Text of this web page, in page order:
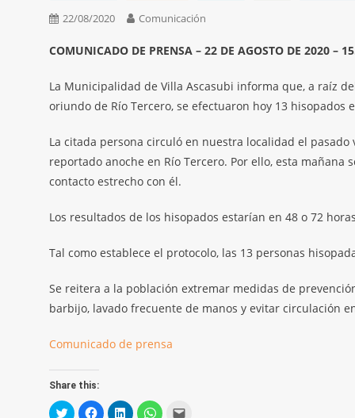
22/08/2020 Comunicación
COMUNICADO DE PRENSA – 22 DE AGOSTO DE 2020 –
La Municipalidad de Villa Ascasubi informa que, a raíz
oriundo de Río Tercero, se efectuaron hoy 13 hisopados
La citada persona circuló en nuestra localidad el
reportado anoche en Río Tercero. Por ello, esta
contacto estrecho con él.
Los resultados de los hisopados estarían en 48 o 72
Tal como establece el protocolo, las 13 personas
Se reitera a la población extremar medidas de
barbijo, lavado frecuente de manos y evitar circulación
Comunicado de prensa
Share this:
Click Click Click Click